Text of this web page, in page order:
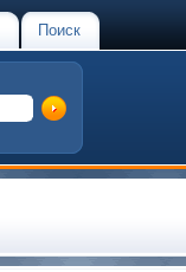
Поиск